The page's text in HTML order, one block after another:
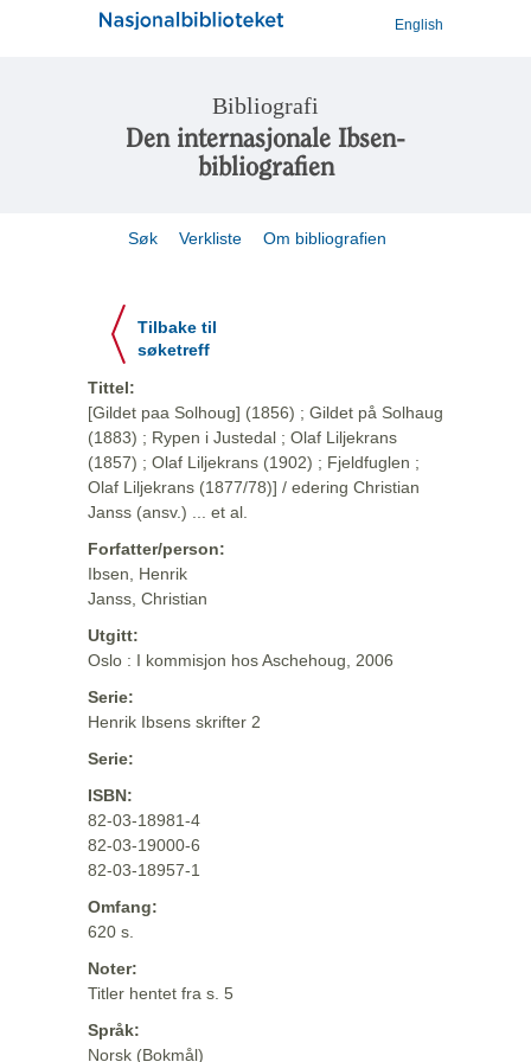
English
Bibliografi
Den internasjonale Ibsen-
bibliografien
Søk Verkliste Om bibliografien
Tilbake til
søketreff
Tittel:
[Gildet paa Solhoug] (1856) ; Gildet på Solhaug
(1883) ; Rypen i Justedal ; Olaf Liljekrans
(1857) ; Olaf Liljekrans (1902) ; Fjeldfuglen ;
Olaf Liljekrans (1877/78)] / edering Christian
Janss (ansv.) ... et al.
Forfatter/person:
Ibsen, Henrik
Janss, Christian
Utgitt:
Oslo : I kommisjon hos Aschehoug, 2006
Serie:
Henrik Ibsens skrifter 2
Serie:
ISBN:
82-03-18981-4
82-03-19000-6
82-03-18957-1
Omfang:
620 s.
Noter:
Titler hentet fra s. 5
Språk:
Norsk (Bokmål)